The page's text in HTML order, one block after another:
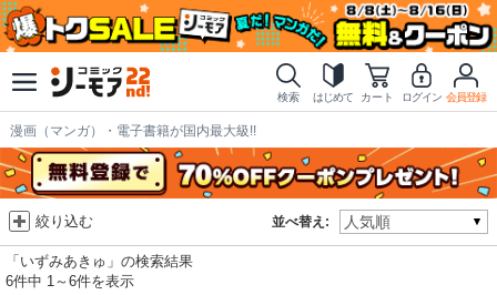
検索 はじめて カート ログイン 会員登録
漫画（マンガ）・電子書籍が国内最大級!!
並べ替え:
絞り込む
「いずみあきゅ」の検索結果
6件中 1～6件を表示